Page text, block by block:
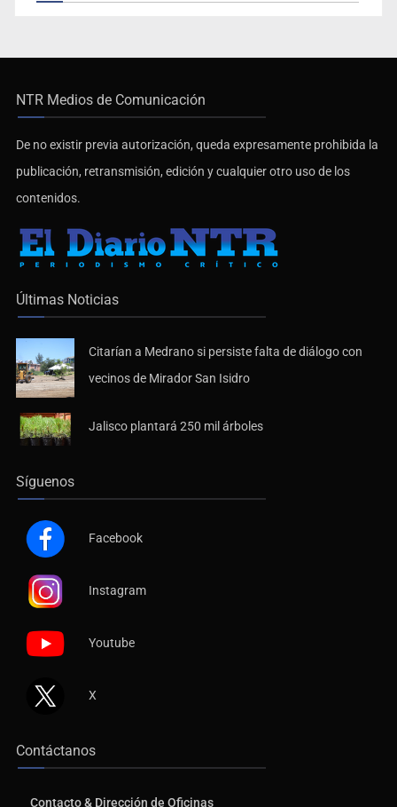
NTR Medios de Comunicación
De no existir previa autorización, queda expresamente prohibida la
publicación, retransmisión, edición y cualquier otro uso de los
contenidos.
Últimas Noticias
Citarían a Medrano si persiste falta de diálogo con
vecinos de Mirador San Isidro
Jalisco plantará 250 mil árboles
Síguenos
Facebook
Instagram
Youtube
X
Contáctanos
Contacto & Dirección de Oficinas